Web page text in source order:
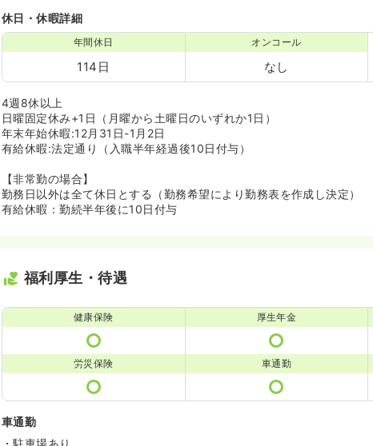
休日・休暇詳細
年間休日
114日
オンコール
なし
4週8休以上
日曜固定休み+1日（月曜から土曜日のいずれか1日）
年末年始休暇:12月31日-1月2日
有給休暇:法定通り（入職半年経過後10日付与）
【非常勤の場合】
勤務日以外は全て休日とする（勤務希望により勤務表を作成し決定）
有給休暇：勤続半年後に10日付与
福利厚生・待遇
健康保険 厚生年金
労災保険 車通勤
車通勤
・駐車場あり